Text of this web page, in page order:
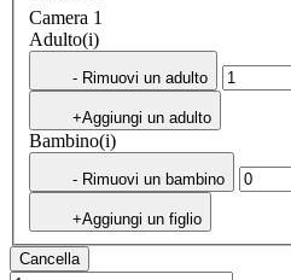
Camera 1
Adulto(i)
- Rimuovi un adulto
+Aggiungi un adulto
Bambino(i)
- Rimuovi un bambino
+Aggiungi un figlio
Cancella